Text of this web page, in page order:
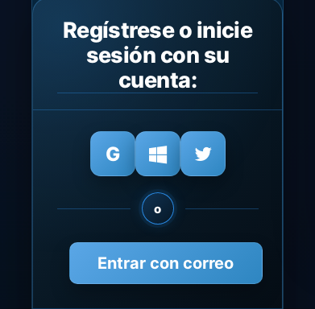
Regístrese o inicie
sesión con su
cuenta:
o
Entrar con correo